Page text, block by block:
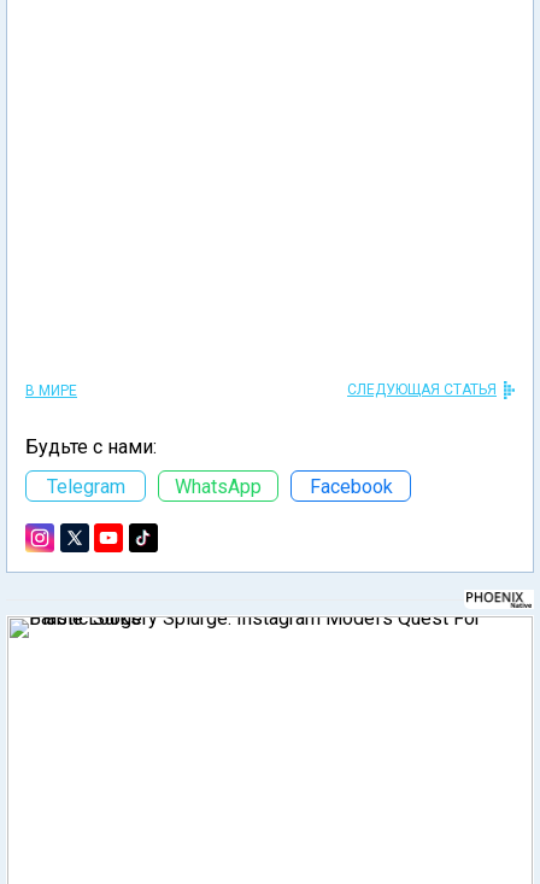
В МИРЕ СЛЕДУЮЩАЯ СТАТЬЯ
Будьте с нами:
Telegram
WhatsApp Facebook